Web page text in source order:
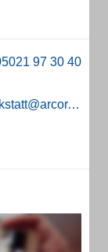
nienburger-auto-werkstatt@arcor.de